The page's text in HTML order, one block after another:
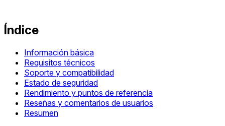
Índice
Información básica
Requisitos técnicos
Soporte y compatibilidad
Estado de seguridad
Rendimiento y puntos de referencia
Reseñas y comentarios de usuarios
Resumen